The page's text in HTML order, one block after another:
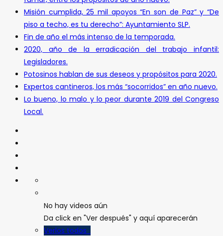
Misión cumplida, 25 mil apoyos “En son de Paz” y “De
piso a techo, es tu derecho”: Ayuntamiento SLP.
Fin de año el más intenso de la temporada.
2020, año de la erradicación del trabajo infantil:
Legisladores.
Potosinos hablan de sus deseos y propósitos para 2020.
Expertos cantineros, los más “socorridos” en año nuevo.
Lo bueno, lo malo y lo peor durante 2019 del Congreso
Local.
No hay videos aún
Da click en "Ver después" y aquí aparecerán
Verlos todos